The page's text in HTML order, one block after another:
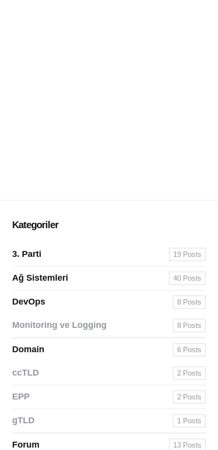
Kategoriler
3. Parti 19 Posts
Ağ Sistemleri 40 Posts
DevOps 8 Posts
Monitoring ve Logging 8 Posts
Domain 6 Posts
ccTLD 2 Posts
EPP 2 Posts
gTLD 1 Posts
Forum 13 Posts